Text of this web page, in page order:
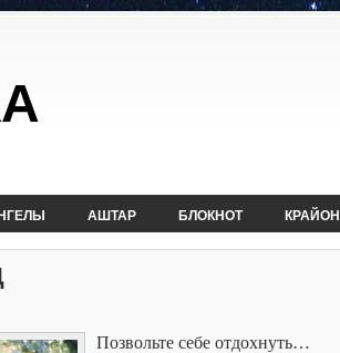
АШТАР БЛОКНОТ КРАЙОН
Позвольте себе отдохнуть…